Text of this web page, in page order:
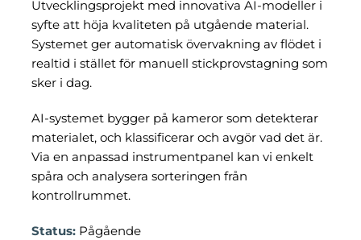
Om oss
Utvecklingsprojekt med innovativa AI-modeller i
syfte att höja kvaliteten på utgående material.
Systemet ger automatisk övervakning av flödet i
realtid i stället för manuell stickprovstagning som
sker i dag.
AI-systemet bygger på kameror som detekterar
materialet, och klassificerar och avgör vad det är.
Via en anpassad instrumentpanel kan vi enkelt
spåra och analysera sorteringen från
kontrollrummet.
Status:Pågående